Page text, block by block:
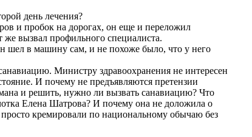
день лечения?
и пробок на дорогах, он еще и переложил
же вызвал профильного специалиста.
шел в машину сам, и не похоже было, что у него
Министру здравоохранения не интересен
И почему не предъявляются претензии
и решить, нужно ли вызвать санавиацию? Что
Елена Шатрова? И почему она не доложила о
кремировали по национальному обычаю без